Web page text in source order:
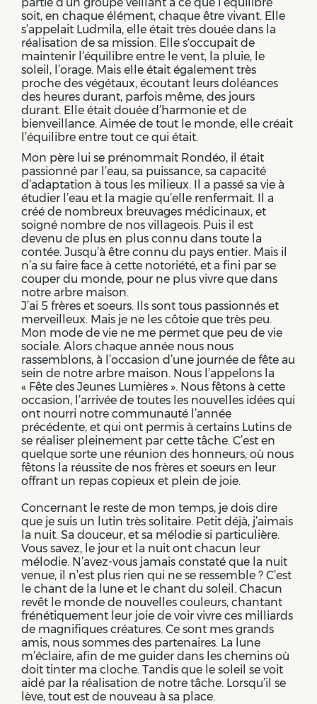
soit, en chaque élément, chaque être vivant. Elle
s’appelait Ludmila, elle était très douée dans la
réalisation de sa mission. Elle s‘occupait de
maintenir l’équilibre entre le vent, la pluie, le
soleil, l’orage. Mais elle était également très
proche des végétaux, écoutant leurs doléances
des heures durant, parfois même, des jours
durant. Elle était douée d’harmonie et de
bienveillance. Aimée de tout le monde, elle créait
l’équilibre entre tout ce qui était.
Mon père lui se prénommait Rondéo, il était
passionné par l’eau, sa puissance, sa capacité
d’adaptation à tous les milieux. Il a passé sa vie à
étudier l’eau et la magie qu’elle renfermait. Il a
créé de nombreux breuvages médicinaux, et
soigné nombre de nos villageois. Puis il est
devenu de plus en plus connu dans toute la
contée. Jusqu’à être connu du pays entier. Mais il
n’a su faire face à cette notoriété, et a fini par se
couper du monde, pour ne plus vivre que dans
notre arbre maison.
J’ai 5 frères et soeurs. Ils sont tous passionnés et
merveilleux. Mais je ne les côtoie que très peu.
Mon mode de vie ne me permet que peu de vie
sociale. Alors chaque année nous nous
rassemblons, à l’occasion d’une journée de fête au
sein de notre arbre maison. Nous l’appelons la
« Fête des Jeunes Lumières ». Nous fêtons à cette
occasion, l’arrivée de toutes les nouvelles idées qui
ont nourri notre communauté l’année
précédente, et qui ont permis à certains Lutins de
se réaliser pleinement par cette tâche. C’est en
quelque sorte une réunion des honneurs, où nous
fêtons la réussite de nos frères et soeurs en leur
offrant un repas copieux et plein de joie.
Concernant le reste de mon temps, je dois dire
que je suis un lutin très solitaire. Petit déjà, j’aimais
la nuit. Sa douceur, et sa mélodie si particulière.
Vous savez, le jour et la nuit ont chacun leur
mélodie. N’avez-vous jamais constaté que la nuit
venue, il n’est plus rien qui ne se ressemble ? C’est
le chant de la lune et le chant du soleil. Chacun
revêt le monde de nouvelles couleurs, chantant
frénétiquement leur joie de voir vivre ces milliards
de magnifiques créatures. Ce sont mes grands
amis, nous sommes des partenaires. La lune
m’éclaire, afin de me guider dans les chemins où
doit tinter ma cloche. Tandis que le soleil se voit
aidé par la réalisation de notre tâche. Lorsqu’il se
lève, tout est de nouveau à sa place.